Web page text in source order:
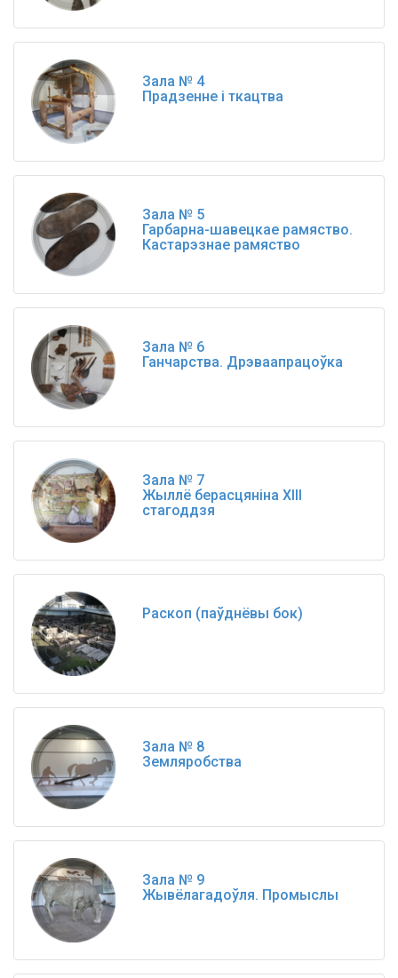
Зала № 4
Прадзенне і ткацтва
Зала № 5
Гарбарна-шавецкае рамяство.
Кастарэзнае рамяство
Зала № 6
Ганчарства. Дрэваапрацоўка
Зала № 7
Жыллё берасцяніна ХIII
стагоддзя
Раскоп (паўднёвы бок)
Зала № 8
Земляробства
Зала № 9
Жывёлагадоўля. Промыслы